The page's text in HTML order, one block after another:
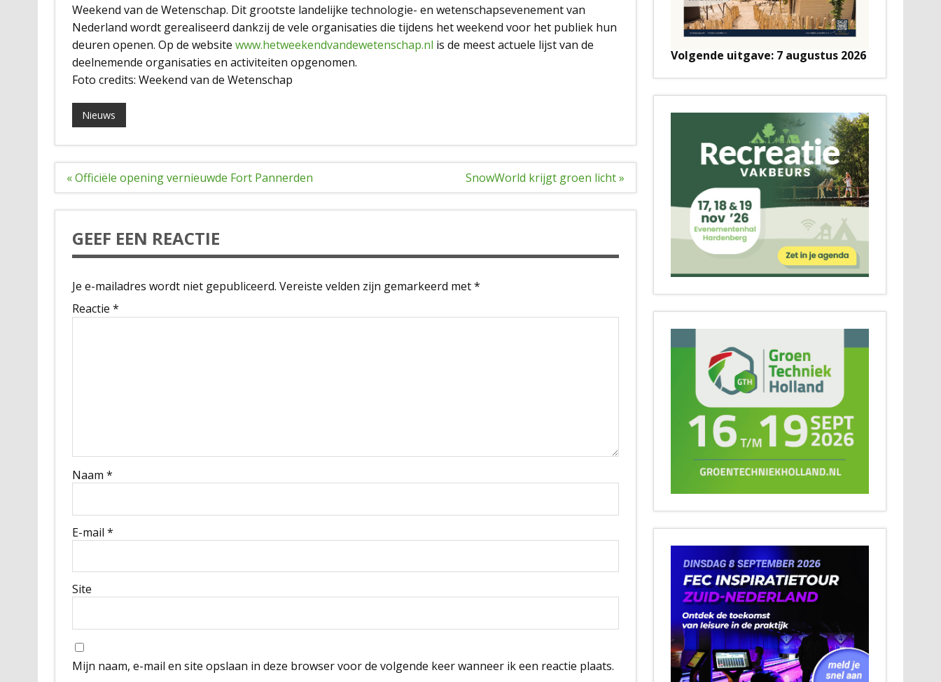
Weekend van de Wetenschap. Dit grootste landelijke technologie- en wetenschapsevenement van
Nederland wordt gerealiseerd dankzij de vele organisaties die tijdens het weekend voor het publiek hun
deuren openen. Op de website www.hetweekendvandewetenschap.nl is de meest actuele lijst van de
deelnemende organisaties en activiteiten opgenomen.
Foto credits: Weekend van de Wetenschap
Nieuws
Bericht
« Officiële opening vernieuwde Fort Pannerden SnowWorld krijgt groen licht »
GEEF EEN REACTIE
Je e-mailadres wordt niet gepubliceerd. Vereiste velden zijn gemarkeerd met*
Reactie *
Naam *
E-mail *
Site
Mijn naam, e-mail en site opslaan in deze browser voor de volgende keer wanneer ik een reactie plaats.
Volgende uitgave: 7 augustus 2026